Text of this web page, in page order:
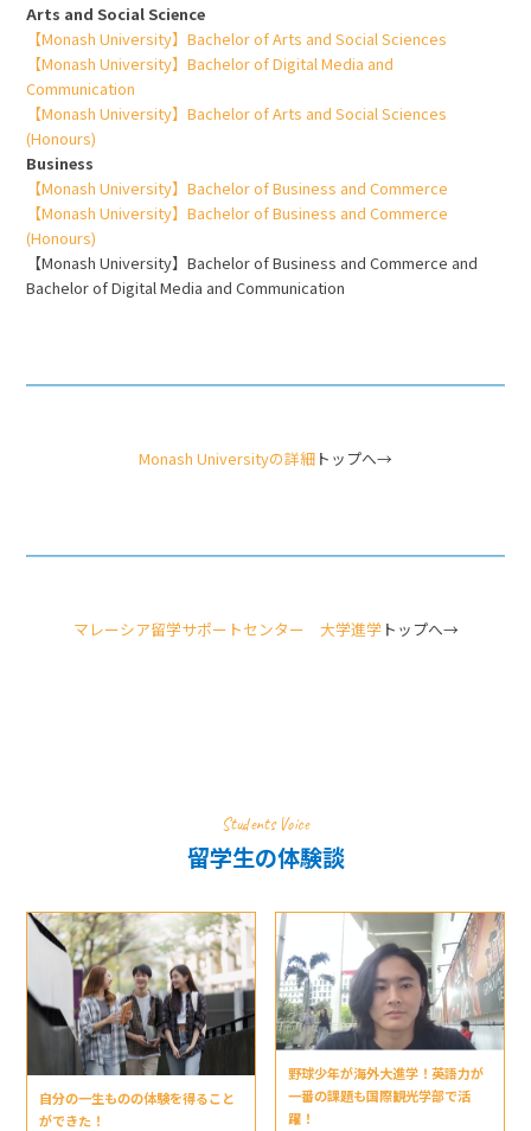
Arts and Social Science
【Monash University】Bachelor of Arts and Social Sciences
【Monash University】Bachelor of Digital Media and
Communication
【Monash University】Bachelor of Arts and Social Sciences
(Honours)
Business
【Monash University】Bachelor of Business and Commerce
【Monash University】Bachelor of Business and Commerce
(Honours)
【Monash University】Bachelor of Business and Commerce and
Bachelor of Digital Media and Communication
Monash Universityの詳細 トップへ→
マレーシア留学サポートセンター 大学進学トップへ→
Students Voice
留学生の体験談
自分の一生ものの体験を得ること
ができた！
野球少年が海外大進学！英語力が
一番の課題も国際観光学部で活
躍！